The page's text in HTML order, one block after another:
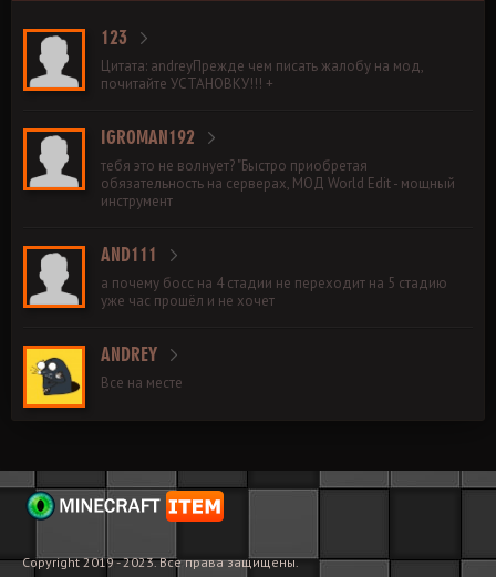
123
Цитата: andreyПрежде чем писать жалобу на мод,
почитайте УСТАНОВКУ!!! +
IGROMAN192
тебя это не волнует? "Быстро приобретая
обязательность на серверах, МОД World Edit - мощный
инструмент
AND111
а почему босс на 4 стадии не переходит на 5 стадию
уже час прошёл и не хочет
ANDREY
Все на месте
Copyright 2019 - 2023. Все права защищены.